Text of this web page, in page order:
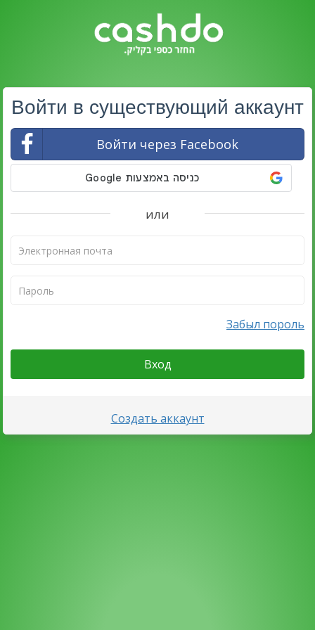
Войти в существующий аккаунт
Войти через Facebook
или
Забыл пороль
Вход
Создать аккаунт